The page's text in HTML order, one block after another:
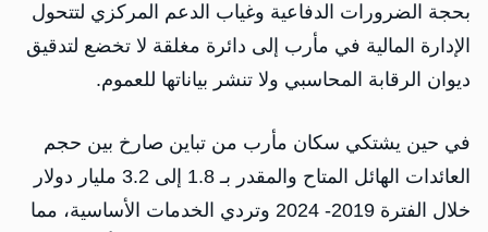
بحجة الضرورات الدفاعية وغياب الدعم المركزي لتتحول
الإدارة المالية في مأرب إلى دائرة مغلقة لا تخضع لتدقيق
ديوان الرقابة المحاسبي ولا تنشر بياناتها للعموم.
في حين يشتكي سكان مأرب من تباين صارخ بين حجم
العائدات الهائل المتاح والمقدر بـ 1.8 إلى 3.2 مليار دولار
خلال الفترة 2019- 2024 وتردي الخدمات الأساسية، مما